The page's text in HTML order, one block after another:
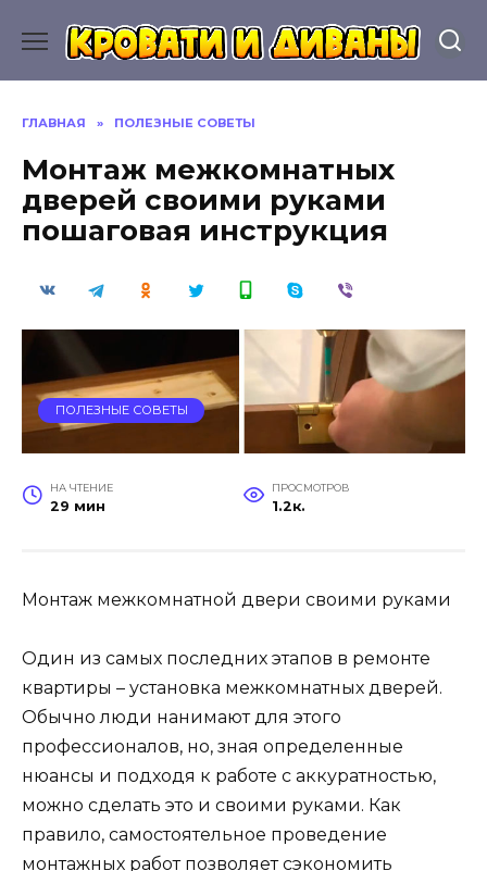
содержанию
ГЛАВНАЯ » ПОЛЕЗНЫЕ СОВЕТЫ
Монтаж межкомнатных
дверей своими руками
пошаговая инструкция
ПОЛЕЗНЫЕ СОВЕТЫ
НА ЧТЕНИЕ
29 мин
ПРОСМОТРОВ
1.2к.
Монтаж межкомнатной двери своими руками
Один из самых последних этапов в ремонте
квартиры – установка межкомнатных дверей.
Обычно люди нанимают для этого
профессионалов, но, зная определенные
нюансы и подходя к работе с аккуратностью,
можно сделать это и своими руками. Как
правило, самостоятельное проведение
монтажных работ позволяет сэкономить